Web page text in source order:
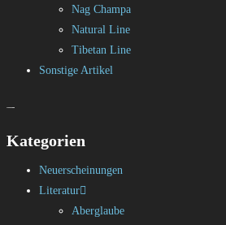
Nag Champa
Natural Line
Tibetan Line
Sonstige Artikel
Kategorien
Neuerscheinungen
Literatur
Aberglaube